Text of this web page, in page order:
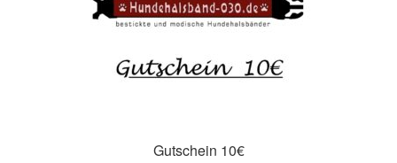
Gutschein 10€